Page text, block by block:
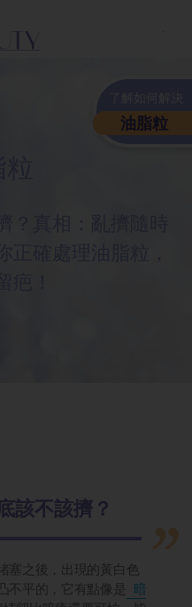
油脂粒
該不該擠？
之後，出現的黃白色
不平的，它有點像是
暗